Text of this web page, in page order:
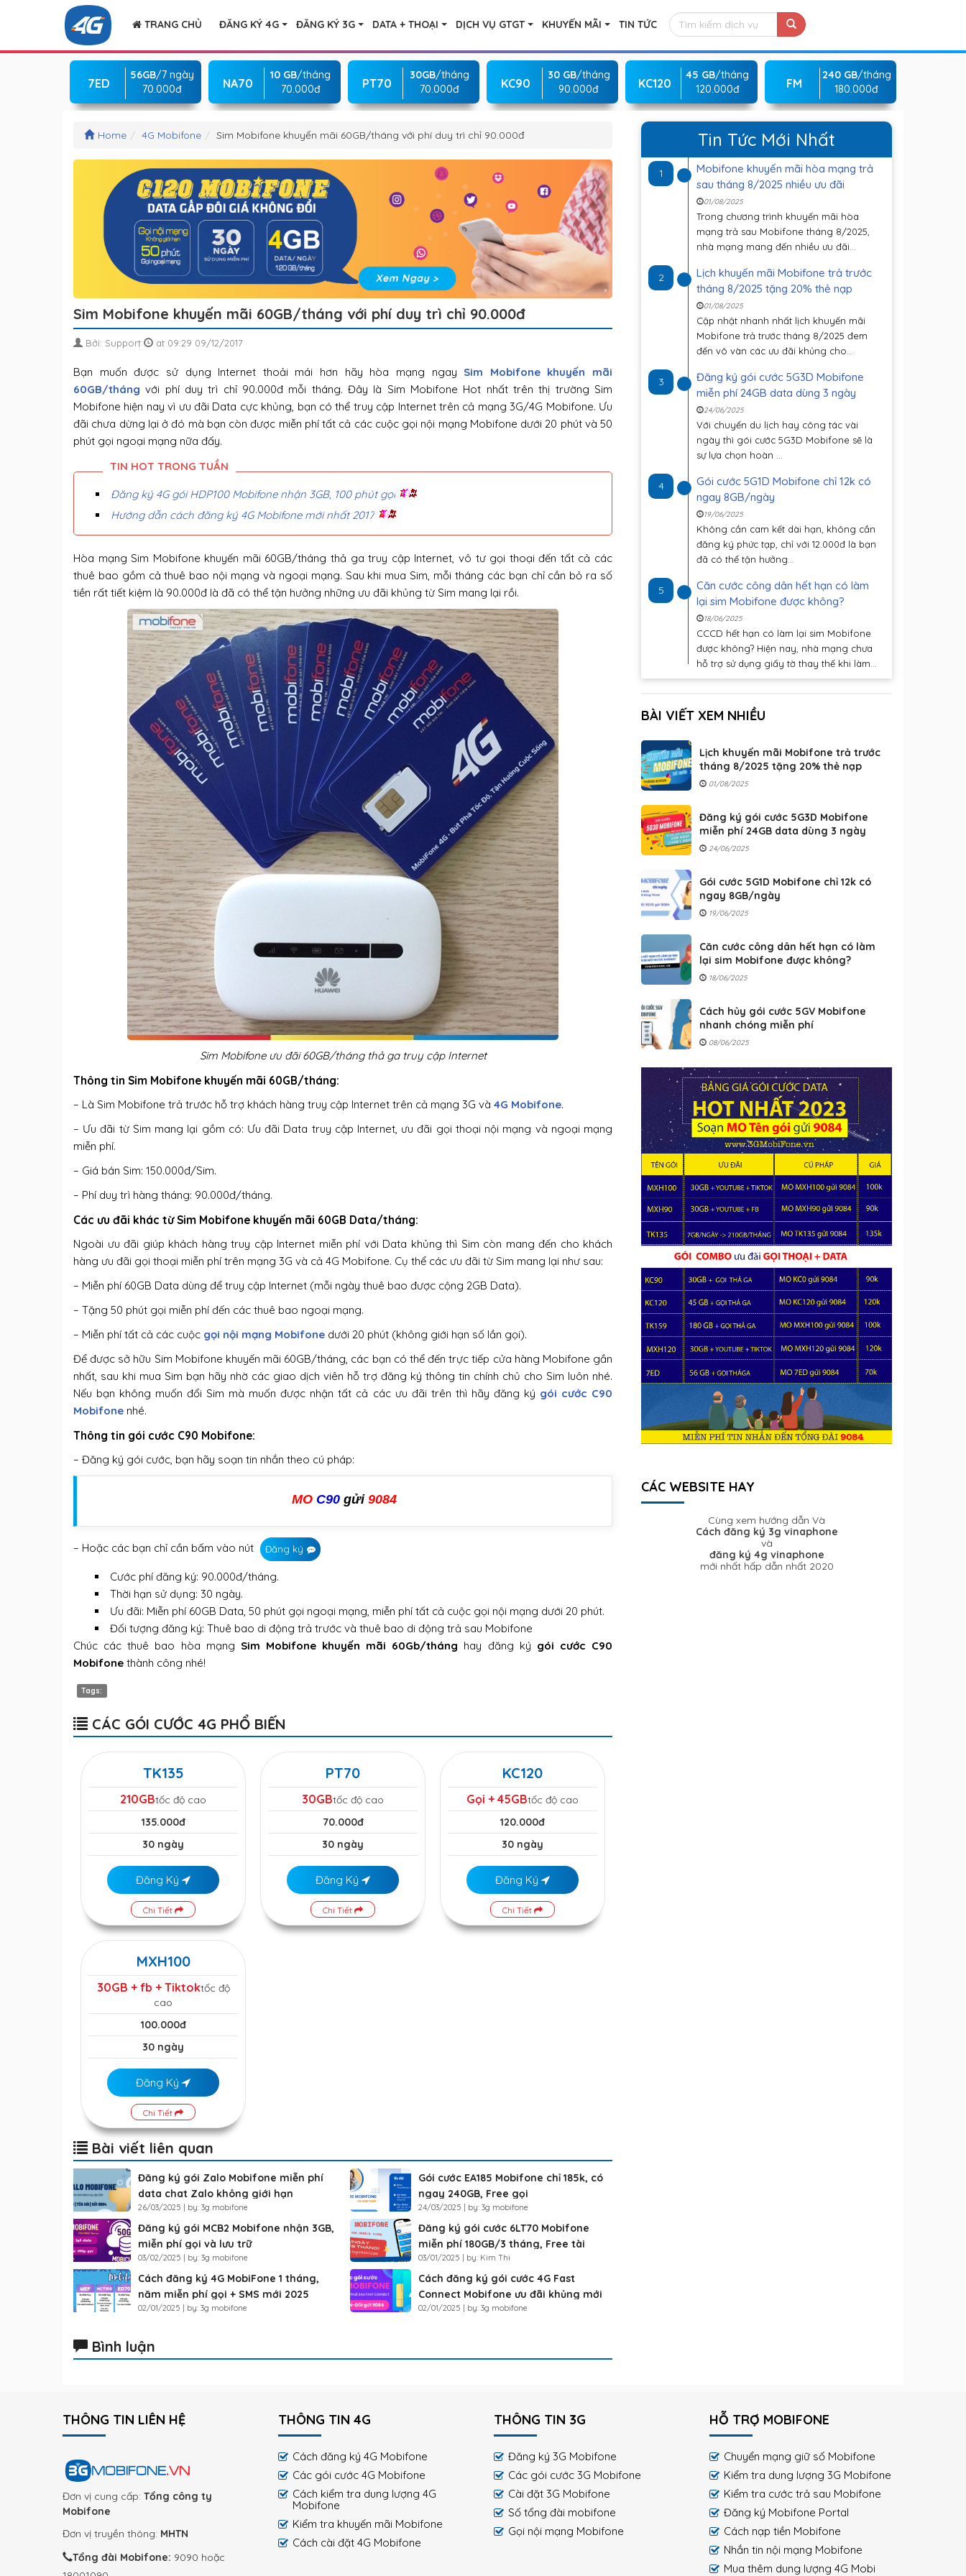
TRANG CHỦ ĐĂNG KÝ 4G ĐĂNG KÝ 3G DATA + THOẠI DỊCH VỤ GTGT KHUYẾN MÃI TIN TỨC
7ED
56GB/7 ngày
70.000đ
NA70
10 GB/tháng
70.000đ
PT70
30GB/tháng
70.000đ
KC90
30 GB/tháng
90.000đ
KC120
45 GB/tháng
120.000đ
FM
240 GB/tháng
180.000đ
Home 4G Mobifone Sim Mobifone khuyến mãi 60GB/tháng với phí duy trì chỉ 90.000đ
Sim Mobifone khuyến mãi 60GB/tháng với phí duy trì chỉ 90.000đ
Bởi: Support at 09:29 09/12/2017
Bạn muốn được sử dụng Internet thoải mái hơn hãy hòa mạng ngay Sim Mobifone khuyến mãi
60GB/tháng với phí duy trì chỉ 90.000đ mỗi tháng. Đây là Sim Mobifone Hot nhất trên thị trường Sim
Mobifone hiện nay vì ưu đãi Data cực khủng, bạn có thể truy cập Internet trên cả mạng 3G/4G Mobifone. Ưu
đãi chưa dừng lại ở đó mà bạn còn được miễn phí tất cả các cuộc gọi nội mạng Mobifone dưới 20 phút và 50
phút gọi ngoại mạng nữa đấy.
Đăng ký 4G gói HDP100 Mobifone nhận 3GB, 100 phút gọi
Hướng dẫn cách đăng ký 4G Mobifone mới nhất 2017
Hòa mạng Sim Mobifone khuyến mãi 60GB/tháng thả ga truy cập Internet, vô tư gọi thoại đến tất cả các
thuê bao gồm cả thuê bao nội mạng và ngoại mạng. Sau khi mua Sim, mỗi tháng các bạn chỉ cần bỏ ra số
tiền rất tiết kiệm là 90.000đ là đã có thể tận hưởng những ưu đãi khủng từ Sim mang lại rồi.
Sim Mobifone ưu đãi 60GB/tháng thả ga truy cập Internet
Thông tin Sim Mobifone khuyến mãi 60GB/tháng:
– Là Sim Mobifone trả trước hỗ trợ khách hàng truy cập Internet trên cả mạng 3G và 4G Mobifone.
– Ưu đãi từ Sim mang lại gồm có: Ưu đãi Data truy cập Internet, ưu đãi gọi thoại nội mạng và ngoại mạng
miễn phí.
– Giá bán Sim: 150.000đ/Sim.
– Phí duy trì hàng tháng: 90.000đ/tháng.
Các ưu đãi khác từ Sim Mobifone khuyến mãi 60GB Data/tháng:
Ngoài ưu đãi giúp khách hàng truy cập Internet miễn phí với Data khủng thì Sim còn mang đến cho khách
hàng ưu đãi gọi thoại miễn phí trên mạng 3G và cả 4G Mobifone. Cụ thể các ưu đãi từ Sim mang lại như sau:
– Miễn phí 60GB Data dùng để truy cập Internet (mỗi ngày thuê bao được cộng 2GB Data).
– Tặng 50 phút gọi miễn phí đến các thuê bao ngoại mạng.
– Miễn phí tất cả các cuộc gọi nội mạng Mobifone dưới 20 phút (không giới hạn số lần gọi).
Để được sở hữu Sim Mobifone khuyến mãi 60GB/tháng, các bạn có thể đến trực tiếp cửa hàng Mobifone gần
nhất, sau khi mua Sim bạn hãy nhờ các giao dịch viên hỗ trợ đăng ký thông tin chính chủ cho Sim luôn nhé.
Nếu bạn không muốn đổi Sim mà muốn được nhận tất cả các ưu đãi trên thì hãy đăng ký gói cước C90
Mobifone nhé.
Thông tin gói cước C90 Mobifone:
– Đăng ký gói cước, bạn hãy soạn tin nhắn theo cú pháp:
MO C90 gửi 9084
– Hoặc các bạn chỉ cần bấm vào nút Đăng ký
Cước phí đăng ký: 90.000đ/tháng.
Thời hạn sử dụng: 30 ngày.
Ưu đãi: Miễn phí 60GB Data, 50 phút gọi ngoại mạng, miễn phí tất cả cuộc gọi nội mạng dưới 20 phút.
Đối tượng đăng ký: Thuê bao di động trả trước và thuê bao di động trả sau Mobifone
Chúc các thuê bao hòa mạng Sim Mobifone khuyến mãi 60Gb/tháng hay đăng ký gói cước C90
Mobifone thành công nhé!
Tags:
CÁC GÓI CƯỚC 4G PHỔ BIẾN
TK135
210GBtốc độ cao
135.000đ
30 ngày
Đăng Ký
Chi Tiết
PT70
30GBtốc độ cao
70.000đ
30 ngày
Đăng Ký
Chi Tiết
KC120
Gọi + 45GBtốc độ cao
120.000đ
30 ngày
Đăng Ký
Chi Tiết
MXH100
30GB + fb + Tiktoktốc độ
cao
100.000đ
30 ngày
Đăng Ký
Chi Tiết
Bài viết liên quan
Đăng ký gói Zalo Mobifone miễn phí
data chat Zalo không giới hạn
26/03/2025 | by: 3g mobifone
Gói cước EA185 Mobifone chỉ 185k, có
ngay 240GB, Free gọi
24/03/2025 | by: 3g mobifone
Đăng ký gói MCB2 Mobifone nhận 3GB,
miễn phí gọi và lưu trữ
03/02/2025 | by: 3g mobifone
Đăng ký gói cước 6LT70 Mobifone
miễn phí 180GB/3 tháng, Free tài
khoản Luyenthi123
03/01/2025 | by: Kim Thi
Cách đăng ký 4G MobiFone 1 tháng,
năm miễn phí gọi + SMS mới 2025
02/01/2025 | by: 3g mobifone
Cách đăng ký gói cước 4G Fast
Connect Mobifone ưu đãi khủng mới
2025
02/01/2025 | by: 3g mobifone
Bình luận
Tin Tức Mới Nhất
1
Mobifone khuyến mãi hòa mạng trả
sau tháng 8/2025 nhiều ưu đãi
01/08/2025
Trong chương trình khuyến mãi hòa
mạng trả sau Mobifone tháng 8/2025,
nhà mạng mang đến nhiều ưu đãi...
2
Lịch khuyến mãi Mobifone trả trước
tháng 8/2025 tặng 20% thẻ nạp
01/08/2025
Cập nhật nhanh nhất lịch khuyến mãi
Mobifone trả trước tháng 8/2025 đem
đến vô vàn các ưu đãi khủng cho...
3
Đăng ký gói cước 5G3D Mobifone
miễn phí 24GB data dùng 3 ngày
24/06/2025
Với chuyến du lịch hay công tác vài
ngày thì gói cước 5G3D Mobifone sẽ là
sự lựa chọn hoàn ...
4
Gói cước 5G1D Mobifone chỉ 12k có
ngay 8GB/ngày
19/06/2025
Không cần cam kết dài hạn, không cần
đăng ký phức tạp, chỉ với 12.000đ là bạn
đã có thể tận hưởng...
5
Căn cước công dân hết hạn có làm
lại sim Mobifone được không?
18/06/2025
CCCD hết hạn có làm lại sim Mobifone
được không? Hiện nay, nhà mạng chưa
hỗ trợ sử dụng giấy tờ thay thế khi làm...
BÀI VIẾT XEM NHIỀU
Lịch khuyến mãi Mobifone trả trước
tháng 8/2025 tặng 20% thẻ nạp
01/08/2025
Đăng ký gói cước 5G3D Mobifone
miễn phí 24GB data dùng 3 ngày
24/06/2025
Gói cước 5G1D Mobifone chỉ 12k có
ngay 8GB/ngày
19/06/2025
Căn cước công dân hết hạn có làm
lại sim Mobifone được không?
18/06/2025
Cách hủy gói cước 5GV Mobifone
nhanh chóng miễn phí
08/06/2025
CÁC WEBSITE HAY
Cùng xem hướng dẫn Và
Cách đăng ký 3g vinaphone
và
đăng ký 4g vinaphone
mới nhất hấp dẫn nhất 2020
THÔNG TIN LIÊN HỆ
Đơn vị cung cấp: Tổng công ty
Mobifone
Đơn vị truyền thông: MHTN
Tổng đài Mobifone: 9090 hoặc
THÔNG TIN 4G
Cách đăng ký 4G Mobifone
Các gói cước 4G Mobifone
Cách kiểm tra dung lượng 4G
Mobifone
Kiểm tra khuyến mãi Mobifone
Cách cài đặt 4G Mobifone
THÔNG TIN 3G
Đăng ký 3G Mobifone
Các gói cước 3G Mobifone
Cài đặt 3G Mobifone
Số tổng đài mobifone
Gọi nội mạng Mobifone
HỖ TRỢ MOBIFONE
Chuyển mạng giữ số Mobifone
Kiểm tra dung lượng 3G Mobifone
Kiểm tra cước trả sau Mobifone
Đăng ký Mobifone Portal
Cách nạp tiền Mobifone
Nhắn tin nội mạng Mobifone
Mua thêm dung lượng 4G Mobi